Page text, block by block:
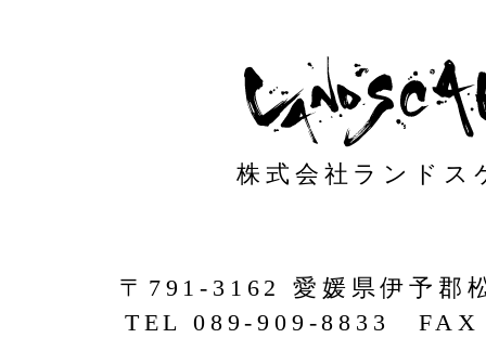
〒791-3162 愛媛県伊予郡
TEL 089-909-8833 FAX
株式会社ランドス